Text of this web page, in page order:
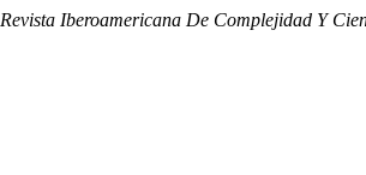
Revista Iberoamericana De Complejidad Y